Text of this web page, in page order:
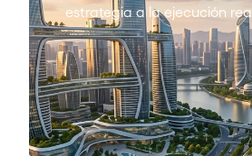
estrategia a la ejecución real